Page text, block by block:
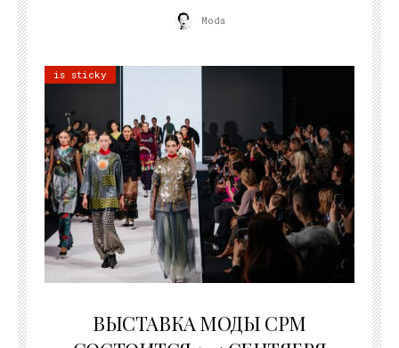
Moda
is sticky
ВЫСТАВКА МОДЫ CPM